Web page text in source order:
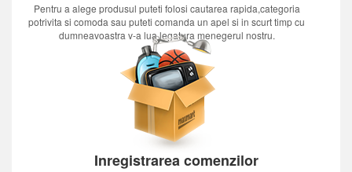
Pentru a alege produsul puteti folosi cautarea rapida,categoria
potrivita si comoda sau puteti comanda un apel si in scurt timp cu
dumneavoastra v-a lua legatura menegerul nostru.
Inregistrarea comenzilor